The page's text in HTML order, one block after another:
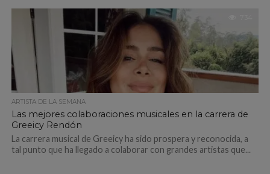
ARTISTA DE LA SEMANA
Las mejores colaboraciones musicales en la carrera de
Greeicy Rendón
La carrera musical de Greeicy ha sido prospera y reconocida, a
tal punto que ha llegado a colaborar con grandes artistas que...